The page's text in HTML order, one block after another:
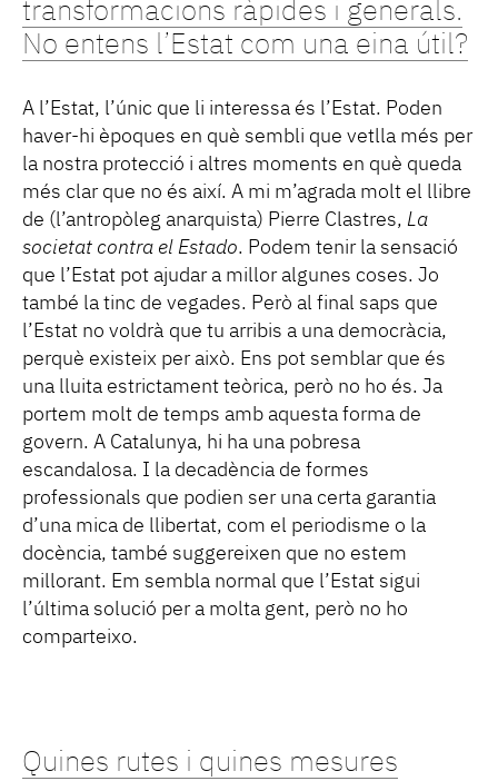
transformacions ràpides i generals.
No entens l’Estat com una eina útil?
A l’Estat, l’únic que li interessa és l’Estat. Poden
haver-hi èpoques en què sembli que vetlla més per
la nostra protecció i altres moments en què queda
més clar que no és així. A mi m’agrada molt el llibre
de (l’antropòleg anarquista) Pierre Clastres, La
societat contra el Estado. Podem tenir la sensació
que l’Estat pot ajudar a millor algunes coses. Jo
també la tinc de vegades. Però al final saps que
l’Estat no voldrà que tu arribis a una democràcia,
perquè existeix per això. Ens pot semblar que és
una lluita estrictament teòrica, però no ho és. Ja
portem molt de temps amb aquesta forma de
govern. A Catalunya, hi ha una pobresa
escandalosa. I la decadència de formes
professionals que podien ser una certa garantia
d’una mica de llibertat, com el periodisme o la
docència, també suggereixen que no estem
millorant. Em sembla normal que l’Estat sigui
l’última solució per a molta gent, però no ho
comparteixo.
Quines rutes i quines mesures